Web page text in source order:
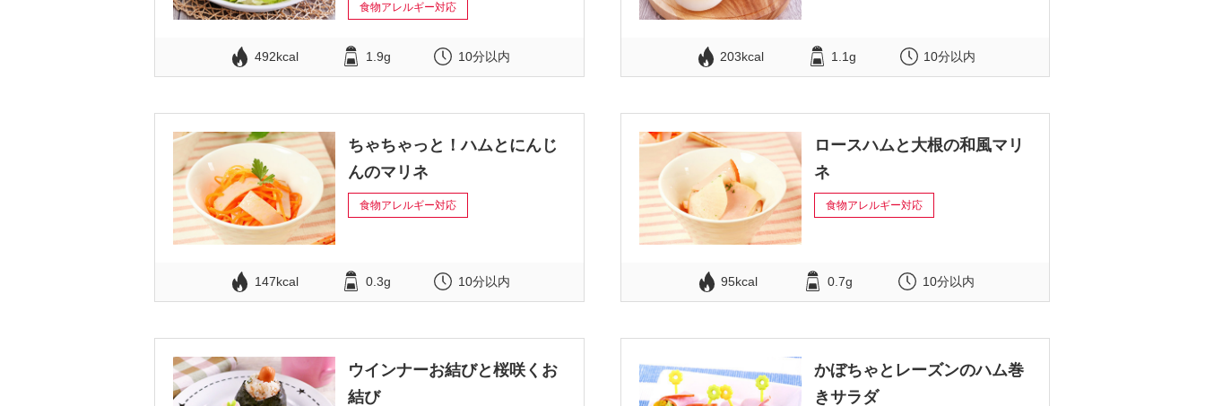
食物アレルギー対応
492kcal 1.9g 10分以内 203kcal 1.1g 10分以内
ちゃちゃっと！ハムとにんじ
んのマリネ
食物アレルギー対応
147kcal 0.3g 10分以内
ロースハムと大根の和風マリ
ネ
食物アレルギー対応
95kcal 0.7g 10分以内
ウインナーお結びと桜咲くお
結び
かぼちゃとレーズンのハム巻
きサラダ